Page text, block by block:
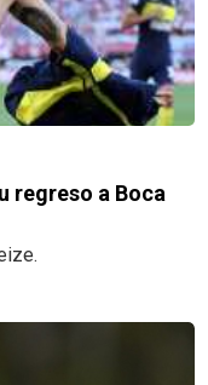
regreso a Boca